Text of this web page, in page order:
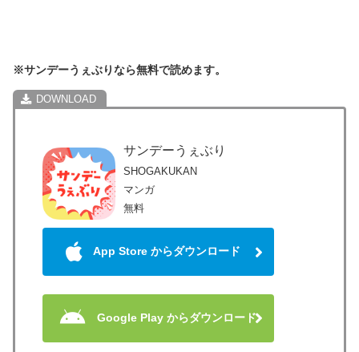
※サンデーうぇぶりなら無料で読めます。
サンデーうぇぶり
SHOGAKUKAN
マンガ
無料
App Store からダウンロード
Google Play からダウンロード